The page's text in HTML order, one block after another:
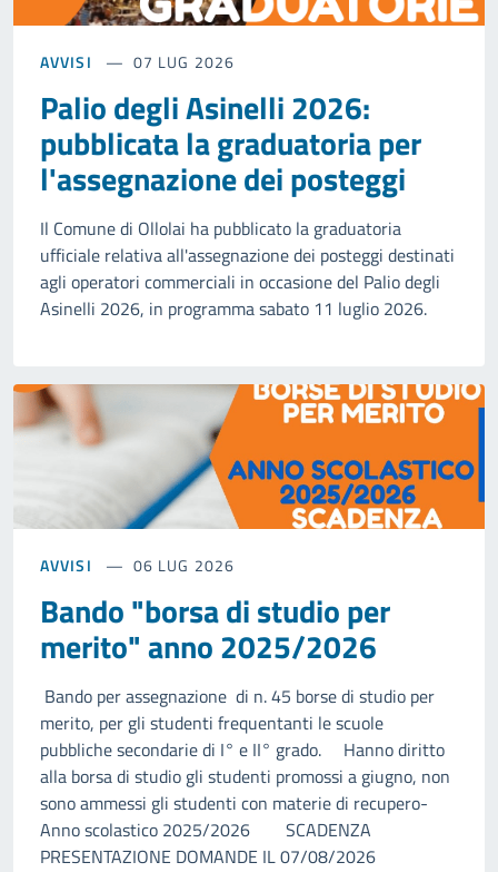
AVVISI 07 LUG 2026
Palio degli Asinelli 2026:
pubblicata la graduatoria per
l'assegnazione dei posteggi
Il Comune di Ollolai ha pubblicato la graduatoria
ufficiale relativa all'assegnazione dei posteggi destinati
agli operatori commerciali in occasione del Palio degli
Asinelli 2026, in programma sabato 11 luglio 2026.
AVVISI 06 LUG 2026
Bando "borsa di studio per
merito" anno 2025/2026
Bando per assegnazione di n. 45 borse di studio per
merito, per gli studenti frequentanti le scuole
pubbliche secondarie di I° e II° grado. Hanno diritto
alla borsa di studio gli studenti promossi a giugno, non
sono ammessi gli studenti con materie di recupero-
Anno scolastico 2025/2026 SCADENZA
PRESENTAZIONE DOMANDE IL 07/08/2026